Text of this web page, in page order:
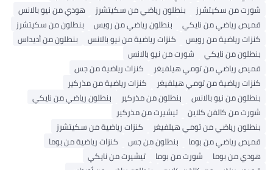
شورت من سكيتشرز
بنطلون رياضي من سكيتشرز
هودي من نيو بالانس
قميص رياضي من نايكي
بنطلون رياضي من رويس
بنطلون من سكيتشرز
كنزات رياضية من رويس
كنزات رياضية من نيو بالانس
بنطلون من أديداس
بنطلون من نايكي
شورت من نيو بالانس
قميص رياضي من تومي هيلفيغر
كنزات رياضية من جس
كنزات رياضية من تومي هيلفيغر
كنزات رياضية من مذركير
بنطلون من نيو بالانس
بنطلون من مذركير
بنطلون رياضي من نايكي
شورت من كالفن كلاين
تيشيرت من مذركير
بنطلون رياضي من تومي هيلفيغر
كنزات رياضية من سكيتشرز
قميص رياضي من بوما
بنطلون من جس
كنزات رياضية من بوما
هودي من بوما
شورت من بوما
تيشيرت من نايكي